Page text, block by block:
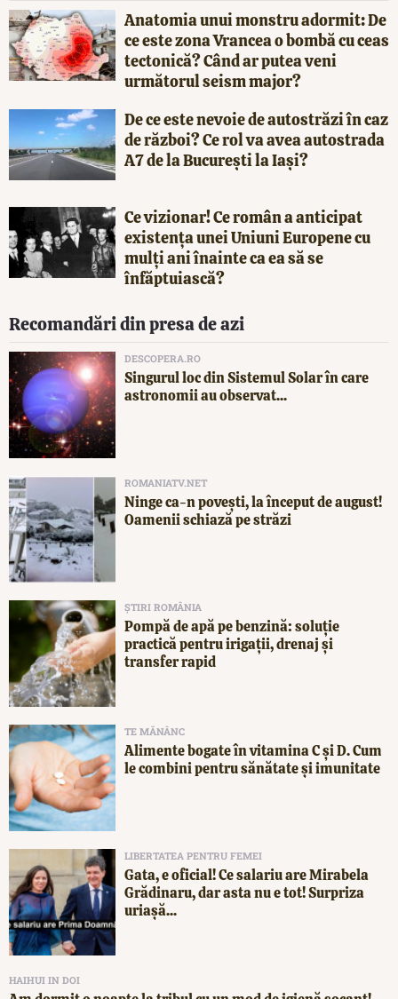
Anatomia unui monstru adormit: De
ce este zona Vrancea o bombă cu ceas
tectonică? Când ar putea veni
următorul seism major?
De ce este nevoie de autostrăzi în caz
de război? Ce rol va avea autostrada
A7 de la București la Iași?
Ce vizionar! Ce român a anticipat
existența unei Uniuni Europene cu
mulți ani înainte ca ea să se
înfăptuiască?
Recomandări din presa de azi
DESCOPERA.RO
Singurul loc din Sistemul Solar în care
astronomii au observat...
ROMANIATV.NET
Ninge ca-n povești, la început de august!
Oamenii schiază pe străzi
ȘTIRI ROMÂNIA
Pompă de apă pe benzină: soluție
practică pentru irigații, drenaj și
transfer rapid
TE MĂNÂNC
Alimente bogate în vitamina C și D. Cum
le combini pentru sănătate și imunitate
LIBERTATEA PENTRU FEMEI
Gata, e oficial! Ce salariu are Mirabela
Grădinaru, dar asta nu e tot! Surpriza
uriașă...
HAIHUI IN DOI